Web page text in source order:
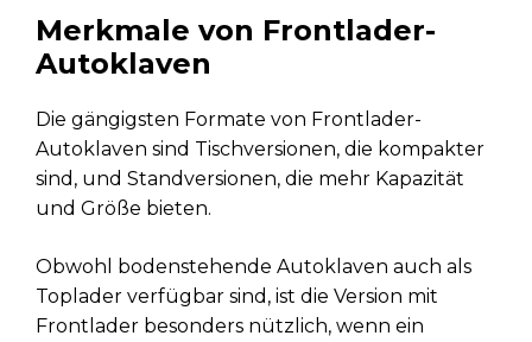
Merkmale von Frontlader-
Autoklaven
Die gängigsten Formate von Frontlader-
Autoklaven sind Tischversionen, die kompakter
sind, und Standversionen, die mehr Kapazität
und Größe bieten.
Obwohl bodenstehende Autoklaven auch als
Toplader verfügbar sind, ist die Version mit
Frontlader besonders nützlich, wenn ein